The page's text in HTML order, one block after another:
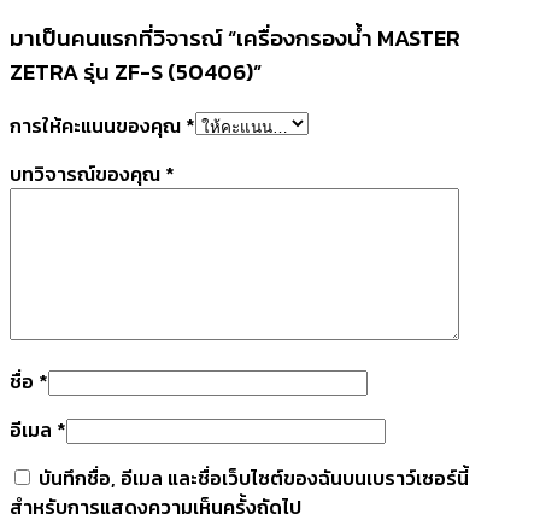
มาเป็นคนแรกที่วิจารณ์ “เครื่องกรองน้ำ MASTER
ZETRA รุ่น ZF-S (50406)”
การให้คะแนนของคุณ *
บทวิจารณ์ของคุณ *
ชื่อ *
อีเมล *
บันทึกชื่อ, อีเมล และชื่อเว็บไซต์ของฉันบนเบราว์เซอร์นี้
สำหรับการแสดงความเห็นครั้งถัดไป